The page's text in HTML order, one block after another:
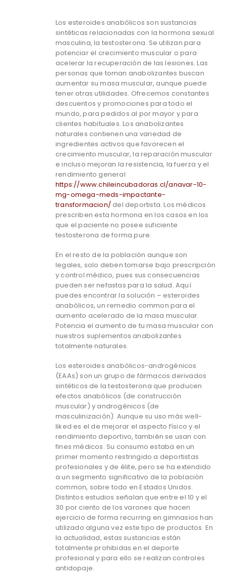
Los esteroides anabólicos son sustancias
sintéticas relacionadas con la hormona sexual
masculina, la testosterona. Se utilizan para
potenciar el crecimiento muscular o para
acelerar la recuperación de las lesiones. Las
personas que toman anabolizantes buscan
aumentar su masa muscular, aunque puede
tener otras utilidades. Ofrecemos constantes
descuentos y promociones para todo el
mundo, para pedidos al por mayor y para
clientes habituales. Los anabolizantes
naturales contienen una variedad de
ingredientes activos que favorecen el
crecimiento muscular, la reparación muscular
e incluso mejoran la resistencia, la fuerza y el
rendimiento general
https://www.chileincubadoras.cl/anavar-10-
mg-omega-meds-impactante-
transformacion/ del deportista. Los médicos
prescriben esta hormona en los casos en los
que el paciente no posee suficiente
testosterona de forma pure.
En el resto de la población aunque son
legales, solo deben tomarse bajo prescripción
y control médico, pues sus consecuencias
pueden ser nefastas para la salud. Aquí
puedes encontrar la solución – esteroides
anabólicos, un remedio common para el
aumento acelerado de la masa muscular.
Potencia el aumento de tu masa muscular con
nuestros suplementos anabolizantes
totalmente naturales.
Los esteroides anabólicos-androgénicos
(EAAs) son un grupo de fármacos derivados
sintéticos de la testosterona que producen
efectos anabólicos (de construcción
muscular) y androgénicos (de
masculinización). Aunque su uso más well-
liked es el de mejorar el aspecto físico y el
rendimiento deportivo, también se usan con
fines médicos. Su consumo estaba en un
primer momento restringido a deportistas
profesionales y de élite, pero se ha extendido
a un segmento significativo de la población
common, sobre todo en Estados Unidos.
Distintos estudios señalan que entre el 10 y el
30 por ciento de los varones que hacen
ejercicio de forma recurring en gimnasios han
utilizado alguna vez este tipo de productos. En
la actualidad, estas sustancias están
totalmente prohibidas en el deporte
profesional y para ello se realizan controles
antidopaje.